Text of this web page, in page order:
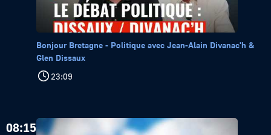
Bonjour Bretagne - Politique avec Jean-Alain Divanac'h &
Glen Dissaux
23:09
08:15